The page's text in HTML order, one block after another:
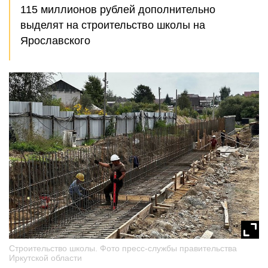
115 миллионов рублей дополнительно
выделят на строительство школы на
Ярославского
Строительство школы. Фото пресс-службы правительства
Иркутской области